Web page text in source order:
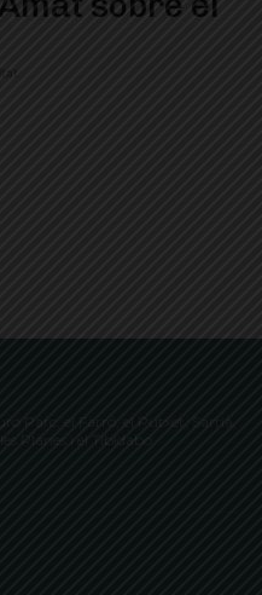
Parc, el Farró, el Putxet, Sarrià,
Planes i el Tibidabo